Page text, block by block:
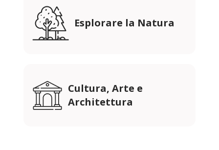
Esplorare la Natura
Cultura, Arte e
Architettura